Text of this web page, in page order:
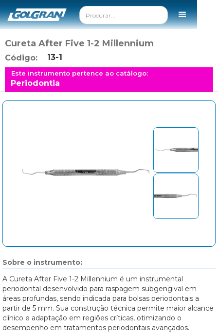
Cureta After Five 1-2 Millennium
Código: 13-1
Este instrumento pertence ao catálogo:
Periodontia
Sobre o instrumento:
A Cureta After Five 1-2 Millennium é um instrumental
periodontal desenvolvido para raspagem subgengival em
áreas profundas, sendo indicada para bolsas periodontais a
partir de 5 mm. Sua construção técnica permite maior alcance
clínico e adaptação em regiões críticas, otimizando o
desempenho em tratamentos periodontais avançados.